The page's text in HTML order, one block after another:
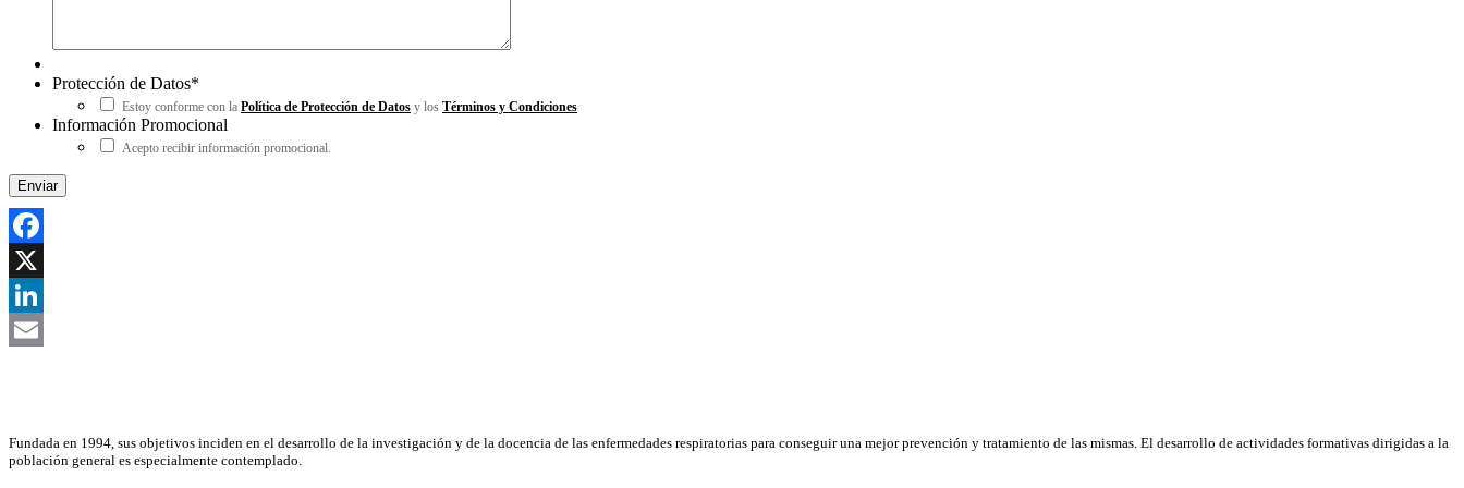
Protección de Datos*
Estoy conforme con la Política de Protección de Datos y los Términos y Condiciones
Información Promocional
Acepto recibir información promocional.
Facebook
X
LinkedIn
Fundada en 1994, sus objetivos inciden en el desarrollo de la investigación y de la docencia de las enfermedades respiratorias para conseguir una mejor prevención y tratamiento de las mismas. El desarrollo de actividades formativas dirigidas a la
población general es especialmente contemplado.